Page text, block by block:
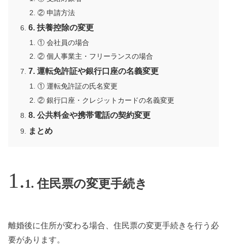
② 申請方法
6. 扶養控除の変更
① 会社員の場合
② 個人事業主・フリーランスの場合
7. 運転免許証や銀行口座の名義変更
① 運転免許証の氏名変更
② 銀行口座・クレジットカードの名義変更
8. 公共料金や携帯電話の契約変更
まとめ
1. 住民票の変更手続き
離婚後に住所が変わる場合、住民票の変更手続きを行う必
要があります。